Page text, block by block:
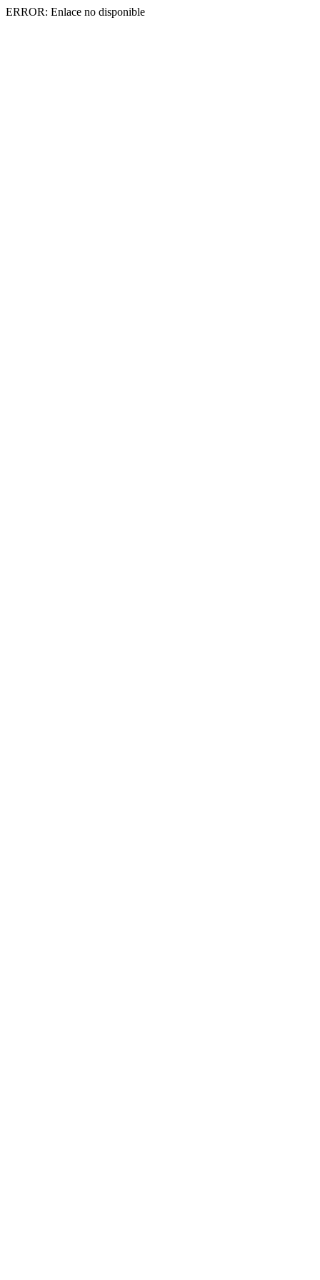
ERROR: Enlace no disponible